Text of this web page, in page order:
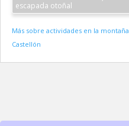
escapada otoñal
Más sobre actividades en la montaña
Castellón